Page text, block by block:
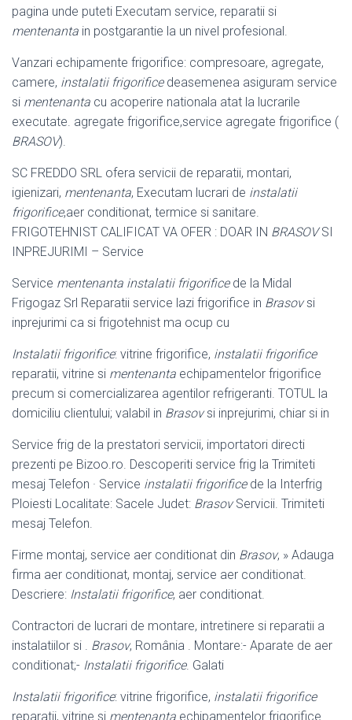
pagina unde puteti Executam service, reparatii si
mentenanta in postgarantie la un nivel profesional.
Vanzari echipamente frigorifice: compresoare, agregate,
camere, instalatii frigorificedeasemenea asiguram service
si mentenanta cu acoperire nationala atat la lucrarile
executate. agregate frigorifice,service agregate frigorifice (
BRASOV).
SC FREDDO SRL ofera servicii de reparatii, montari,
igienizari, mentenanta, Executam lucrari de instalatii
frigorifice,aer conditionat, termice si sanitare.
FRIGOTEHNIST CALIFICAT VA OFER : DOAR IN BRASOVSI
INPREJURIMI – Service
Service mentenanta instalatii frigorificede la Midal
Frigogaz Srl Reparatii service lazi frigorifice in Brasovsi
inprejurimi ca si frigotehnist ma ocup cu
Instalatii frigorifice: vitrine frigorifice, instalatii frigorifice
reparatii, vitrine si mentenanta echipamentelor frigorifice
precum si comercializarea agentilor refrigeranti. TOTUL la
domiciliu clientului; valabil in Brasovsi inprejurimi, chiar si in
Service frig de la prestatori servicii, importatori directi
prezenti pe Bizoo.ro. Descoperiti service frig la Trimiteti
mesaj Telefon · Service instalatii frigorificede la Interfrig
Ploiesti Localitate: Sacele Judet: BrasovServicii. Trimiteti
mesaj Telefon.
Firme montaj, service aer conditionat din Brasov, » Adauga
firma aer conditionat, montaj, service aer conditionat.
Descriere: Instalatii frigorifice, aer conditionat.
Contractori de lucrari de montare, intretinere si reparatii a
instalatiilor si . Brasov, România . Montare:- Aparate de aer
conditionat;- Instalatii frigorifice. Galati
Instalatii frigorifice: vitrine frigorifice, instalatii frigorifice
reparatii, vitrine si mentenanta echipamentelor frigorifice